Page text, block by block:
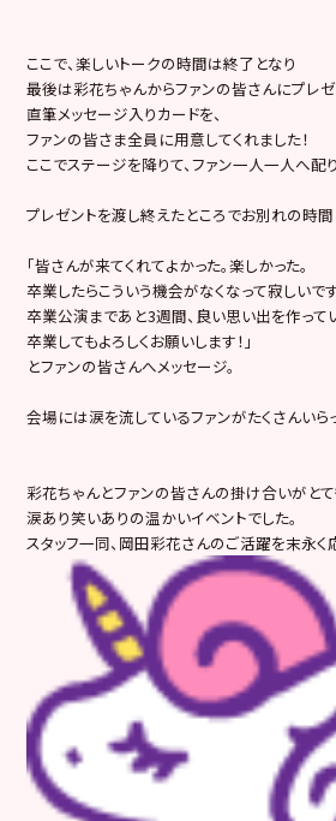
ここで、楽しいトークの時間は終了となり
最後は彩花ちゃんからファンの皆さんにプレ
直筆メッセージ入りカードを、
ファンの皆さま全員に用意してくれました！
ここでステージを降りて、ファン一人一人へ配
プレゼントを渡し終えたところでお別れの時間に
「皆さんが来てくれてよかった。楽しかった。
卒業したらこういう機会がなくなって寂しいです
卒業公演まであと3週間、良い思い出を作って
卒業してもよろしくお願いします！」
とファンの皆さんへメッセージ。
会場には涙を流しているファンがたくさんいら
彩花ちゃんとファンの皆さんの掛け合いがとて
涙あり笑いありの温かいイベントでした。
スタッフ一同、岡田彩花さんのご活躍を末永く